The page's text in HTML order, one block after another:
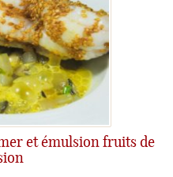
et émulsion fruits de